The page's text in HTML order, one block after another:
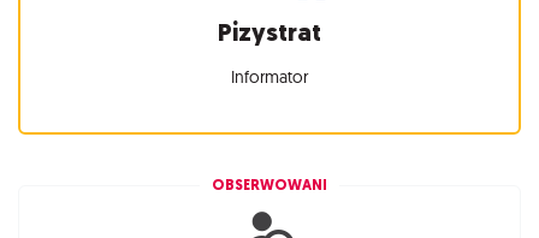
Pizystrat
Informator
OBSERWOWANI